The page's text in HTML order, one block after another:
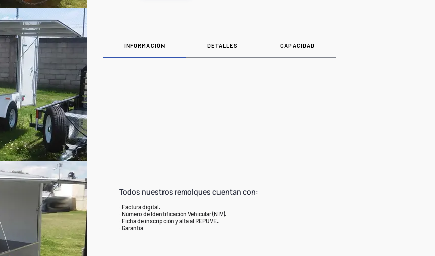
INFORMACIÓN DETALLES CAPACIDAD
Todos nuestros remolques cuentan con:
· Factura digital.
· Número de Identificación Vehicular (NIV).
· Ficha de inscripción y alta al REPUVE.
· Garantía